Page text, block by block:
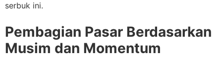
serbuk ini.
Pembagian Pasar Berdasarkan
Musim dan Momentum